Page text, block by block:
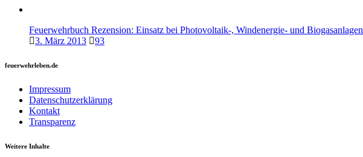
Feuerwehrbuch Rezension: Einsatz bei Photovoltaik-, Windenergie- und Biogasanlagen
3. März 2013
93
feuerwehrleben.de
Impressum
Datenschutzerklärung
Kontakt
Transparenz
Weitere Inhalte